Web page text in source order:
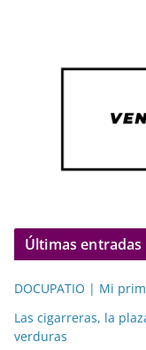
Últimas entradas
DOCUPATIO | Mi
Las cigarreras, la
verduras